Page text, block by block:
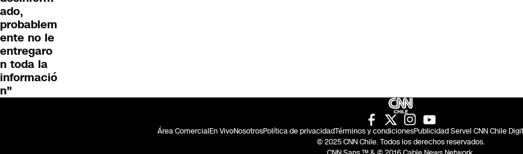
ado,
probablem
ente no le
entregaro
n toda la
informació
n"
Área ComercialEn VivoNosotrosPolítica de privacidadTérminos y condicionesPublicidad Servel CNN Chile
© 2025 CNN Chile. Todos los derechos reservados.